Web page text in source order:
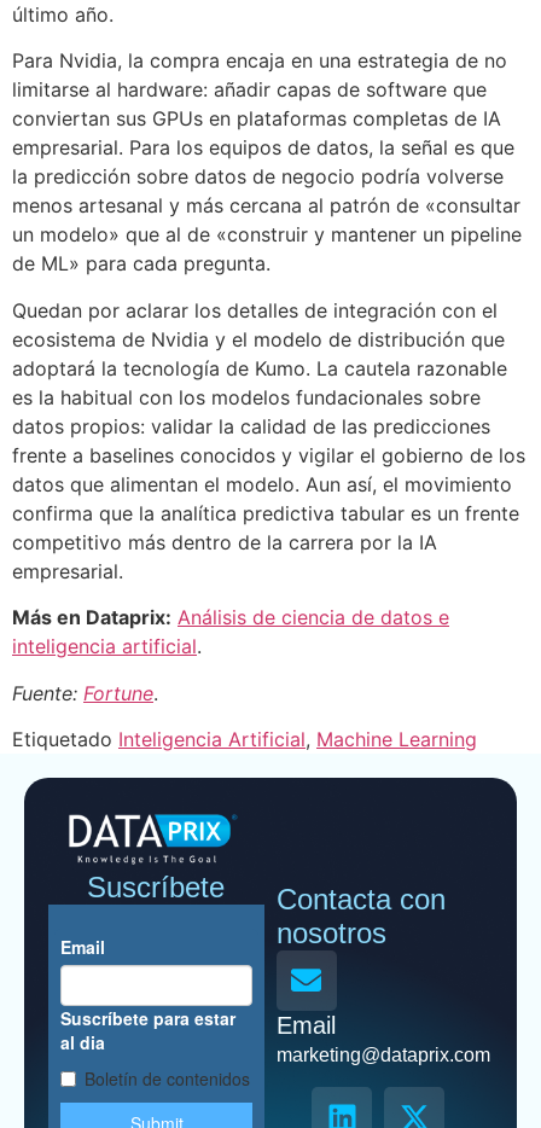
último año.
Para Nvidia, la compra encaja en una estrategia de no
limitarse al hardware: añadir capas de software que
conviertan sus GPUs en plataformas completas de IA
empresarial. Para los equipos de datos, la señal es que
la predicción sobre datos de negocio podría volverse
menos artesanal y más cercana al patrón de «consultar
un modelo» que al de «construir y mantener un pipeline
de ML» para cada pregunta.
Quedan por aclarar los detalles de integración con el
ecosistema de Nvidia y el modelo de distribución que
adoptará la tecnología de Kumo. La cautela razonable
es la habitual con los modelos fundacionales sobre
datos propios: validar la calidad de las predicciones
frente a baselines conocidos y vigilar el gobierno de los
datos que alimentan el modelo. Aun así, el movimiento
confirma que la analítica predictiva tabular es un frente
competitivo más dentro de la carrera por la IA
empresarial.
Más en Dataprix: Análisis de ciencia de datos e
inteligencia artificial.
Fuente: Fortune.
Etiquetado Inteligencia Artificial, Machine Learning
Suscríbete
Contacta con
nosotros
Email
marketing@dataprix.com